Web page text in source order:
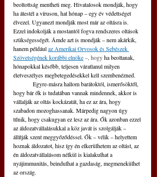
beoltottság mentheti meg. Hivatalosok mondják, hogy
ha átestél a víruson, hat hónap – egy év védettséget
élvezel. Ugyanezt mondják most már az oltásra is.
Ezzel indokolják a mostantól fogva rendszeres oltások
szükségességét. Ámde azt is mondják – nem akárkik,
hanem például az Amerikai Orvosok és Sebészek
Szövetségének korábbi elnöke –, hogy ha beoltanak,
hónapokkal később, teljesen váratlanul milyen
életveszélyes megbetegedésekkel kell szembenézned.
hogy bár ők is tudatában vannak mindennek, akkor is
vállalják az oltás kockázatát, ha ez az ára, hogy
szabadon mozoghassanak. Márpedig nagyon úgy
tűnik, hogy csakugyan ez lesz az ára. Ők azonban ezzel
az áldozatvállalásukkal a köz javát is szolgálják –
állítják szent meggyőződéssel. Ők – vélik – helyettem
hoznak áldozatot, hisz így én elkerülhetem az oltást, az
én áldozatvállalásom nélkül is kialakulhat a
nyájimmunitás, beindulhat a gazdaság, megmenekülhet
az ország.